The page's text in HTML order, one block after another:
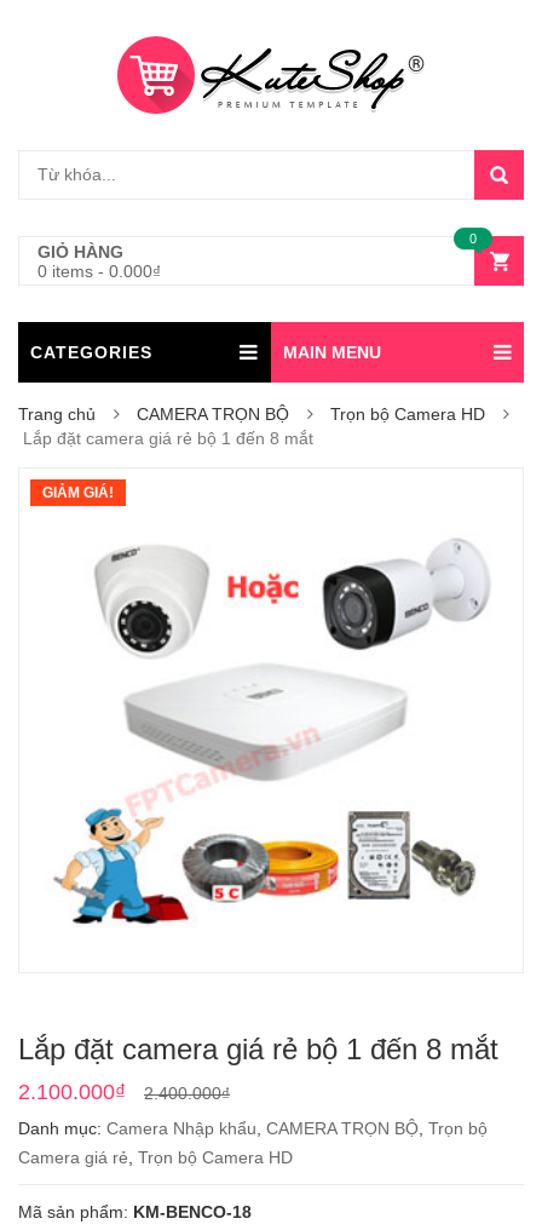
GIỎ HÀNG
0 items - 0.000₫
0
CATEGORIES MAIN MENU
Trang chủ CAMERA TRỌN BỘ
Trọn bộ Camera HD
Lắp đặt camera giá rẻ bộ 1 đến 8 mắt
GIẢM GIÁ!
Lắp đặt camera giá rẻ bộ 1 đến 8 mắt
2.400.000₫
2.100.000₫
Danh mục: Camera Nhập khẩu CAMERA TRỌN BỘ Trọn bộ
Camera giá rẻ Trọn bộ Camera HD
Mã sản phẩm: KM-BENCO-18